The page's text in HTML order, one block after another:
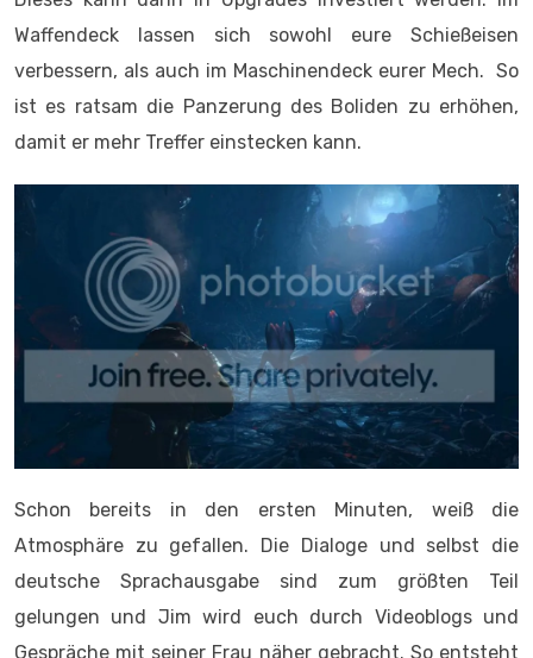
Waffendeck lassen sich sowohl eure Schießeisen
verbessern, als auch im Maschinendeck eurer Mech. So
ist es ratsam die Panzerung des Boliden zu erhöhen,
damit er mehr Treffer einstecken kann.
Schon bereits in den ersten Minuten, weiß die
Atmosphäre zu gefallen. Die Dialoge und selbst die
deutsche Sprachausgabe sind zum größten Teil
gelungen und Jim wird euch durch Videoblogs und
Gespräche mit seiner Frau näher gebracht. So entsteht